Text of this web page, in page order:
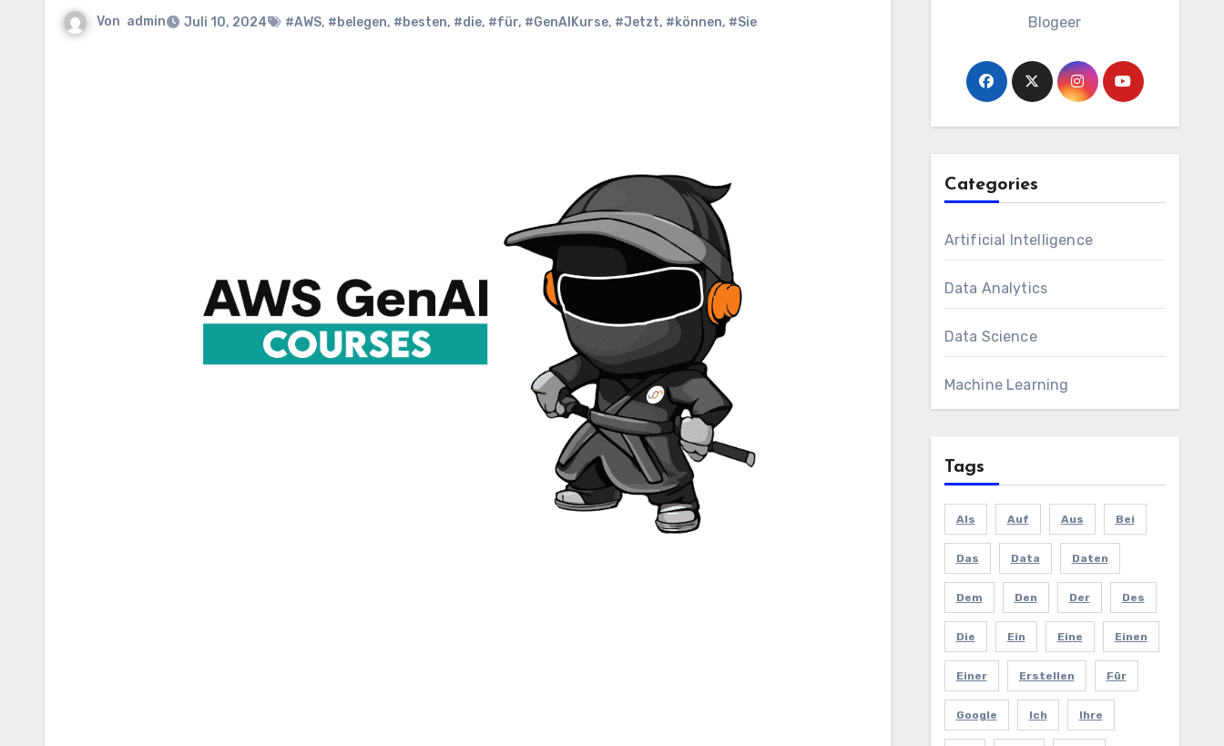
Von admin Juli 10, 2024 #AWS, #belegen, #besten, #die, #für, #GenAIKurse, #Jetzt, #können, #Sie Blogeer
Categories
Artificial Intelligence
Data Analytics
Data Science
Machine Learning
Tags
Als Auf Aus Bei
Das Data Daten
Dem Den Der Des
Die Ein Eine Einen
Einer Erstellen Für
Google Ich Ihre